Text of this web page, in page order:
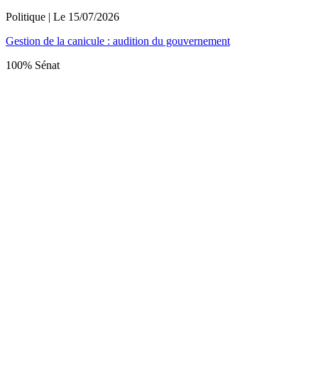
Politique | Le 15/07/2026
Gestion de la canicule : audition du gouvernement
100% Sénat